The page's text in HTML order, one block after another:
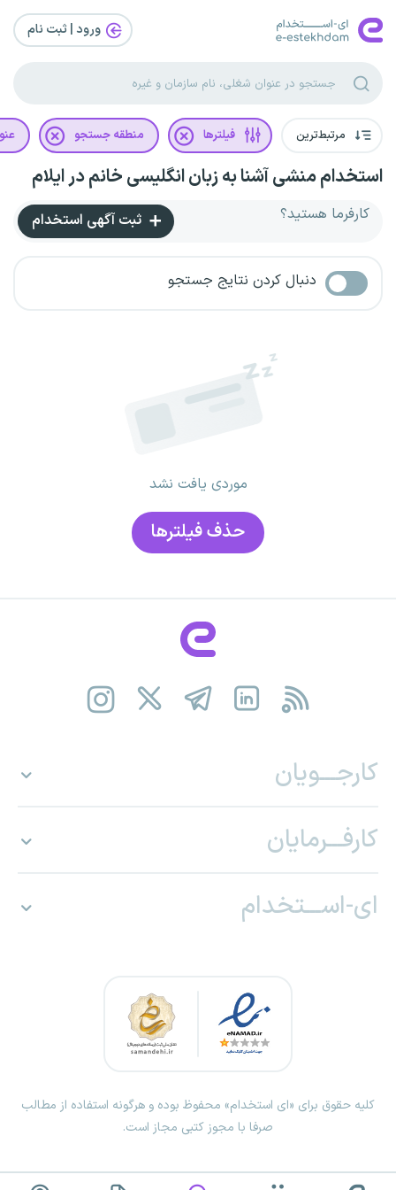
ورود | ثبت‌ نام
مرتبط‌ترین فیلترها منطقه جستجو
استخدام منشی آشنا به زبان انگلیسی خانم در ایلام
کارفرما هستید؟ ثبت آگهی استخدام
دنبال کردن نتایج جستجو
موردی یافت نشد
حذف فیلتر‌ها
کارجـــویان
کارفـــرمایان
ای-اســـتخدام
کلیه حقوق برای «ای استخدام» محفوظ بوده و هرگونه استفاده از مطالب
صرفا با مجوز کتبی مجاز است.